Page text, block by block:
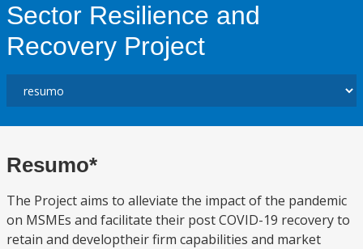
Sector Resilience and
Recovery Project
Resumo*
The Project aims to alleviate the impact of the pandemic
on MSMEs and facilitate their post COVID-19 recovery to
retain and developtheir firm capabilities and market